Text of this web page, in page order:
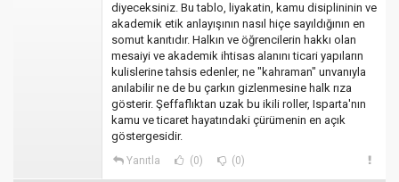
diyeceksiniz. Bu tablo, liyakatin, kamu disiplininin ve
akademik etik anlayışının nasıl hiçe sayıldığının en
somut kanıtıdır. Halkın ve öğrencilerin hakkı olan
mesaiyi ve akademik ihtisas alanını ticari yapıların
kulislerine tahsis edenler, ne "kahraman" unvanıyla
anılabilir ne de bu çarkın gizlenmesine halk rıza
gösterir. Şeffaflıktan uzak bu ikili roller, Isparta'nın
kamu ve ticaret hayatındaki çürümenin en açık
göstergesidir.
Yanıtla (0) (0)